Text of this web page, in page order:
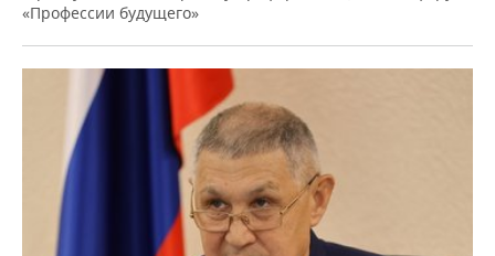
«Профессии будущего»